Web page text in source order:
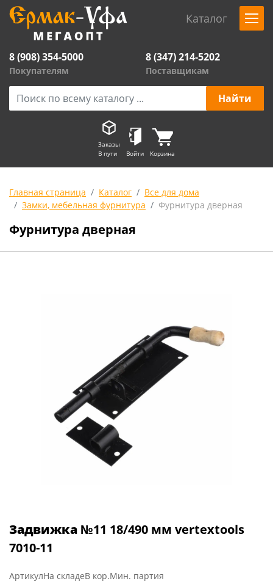
Каталог
8 (908) 354-5000
Покупателям
8 (347) 214-5202
Поставщикам
Заказы
В пути
Войти Корзина
Главная страница Каталог
Все для дома
Замки, мебельная фурнитура
Фурнитура дверная
Фурнитура дверная
Задвижка №11 18/490 мм vertextools
7010-11
АртикулНа складеВ кор.Мин. партия